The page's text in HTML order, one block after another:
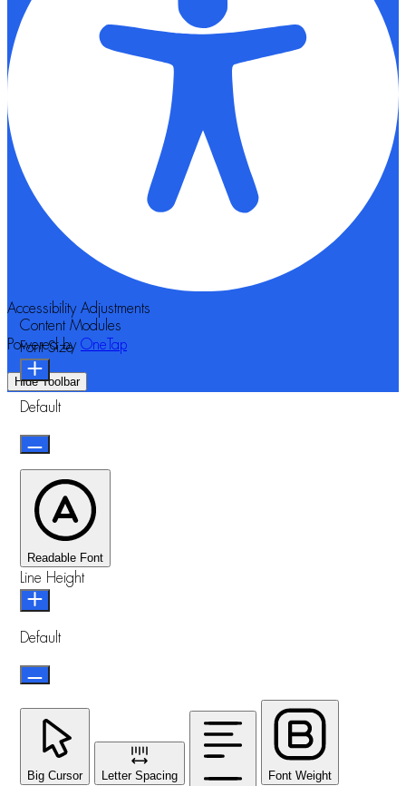
Accessibility Adjustments
Powered by OneTap
Hide Toolbar
Content Modules
Font Size
Default
Readable Font
Line Height
Default
Big Cursor Letter Spacing Font Weight